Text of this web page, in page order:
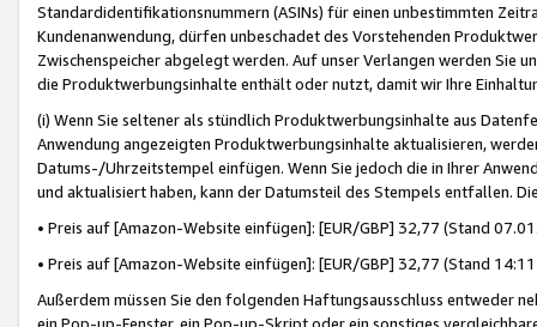
Standardidentifikationsnummern (ASINs) für einen unbestimmten
Kundenanwendung, dürfen unbeschadet des Vorstehenden
Zwischenspeicher abgelegt werden. Auf unser Verlangen werden Sie
die Produktwerbungsinhalte enthält oder nutzt, damit wir Ihre
(i) Wenn Sie seltener als stündlich Produktwerbungsinhalte aus
Anwendung angezeigten Produktwerbungsinhalte aktualisieren,
Datums-/Uhrzeitstempel einfügen. Wenn Sie jedoch die in Ihrer
und aktualisiert haben, kann der Datumsteil des Stempels entfallen.
• Preis auf [Amazon-Website einfügen]: [EUR/GBP] 32,77 (Stand
• Preis auf [Amazon-Website einfügen]: [EUR/GBP] 32,77 (Stand
Außerdem müssen Sie den folgenden Haftungsausschluss entweder
ein Pop-up-Fenster, ein Pop-up-Skript oder ein sonstiges